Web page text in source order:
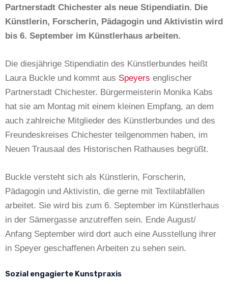
Partnerstadt Chichester als neue Stipendiatin. Die
Künstlerin, Forscherin, Pädagogin und Aktivistin wird
bis 6. September im Künstlerhaus arbeiten.
Die diesjährige Stipendiatin des Künstlerbundes heißt
Laura Buckle und kommt aus Speyers englischer
Partnerstadt Chichester. Bürgermeisterin Monika Kabs
hat sie am Montag mit einem kleinen Empfang, an dem
auch zahlreiche Mitglieder des Künstlerbundes und des
Freundeskreises Chichester teilgenommen haben, im
Neuen Trausaal des Historischen Rathauses begrüßt.
Buckle versteht sich als Künstlerin, Forscherin,
Pädagogin und Aktivistin, die gerne mit Textilabfällen
arbeitet. Sie wird bis zum 6. September im Künstlerhaus
in der Sämergasse anzutreffen sein. Ende August/
Anfang September wird dort auch eine Ausstellung ihrer
in Speyer geschaffenen Arbeiten zu sehen sein.
Sozial engagierte Kunstpraxis